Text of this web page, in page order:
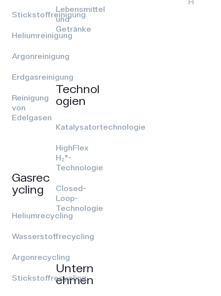
Stickstoffreinigung
Heliumreinigung
Argonreinigung
Erdgasreinigung
Reinigung
von
Edelgasen
Gasrec
ycling
Heliumrecycling
Wasserstoffrecycling
Argonrecycling
Stickstoffrecycling
Lebensmittel
und
Getränke
Technol
ogien
Katalysatortechnologie
HighFlex
H₂®-
Technologie
Closed-
Loop-
Technologie
Untern
ehmen